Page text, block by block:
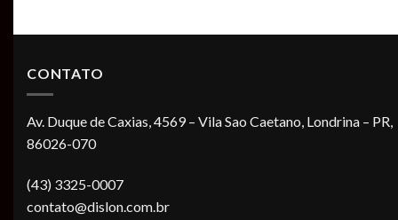
CONTATO
Av. Duque de Caxias, 4569 – Vila Sao Caetano, Londrina – PR,
86026-070
(43) 3325-0007
contato@dislon.com.br